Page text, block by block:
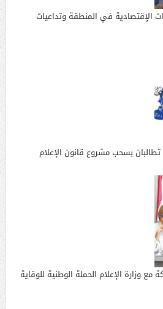
الإقتصادية في المنطقة وتداعيات
تطالبان بسحب مشروع قانون الإعلام
مع وزارة الإعلام الحملة الوطنية للوقاية